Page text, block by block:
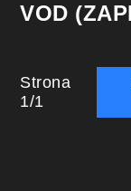
VOD
Strona
1/1